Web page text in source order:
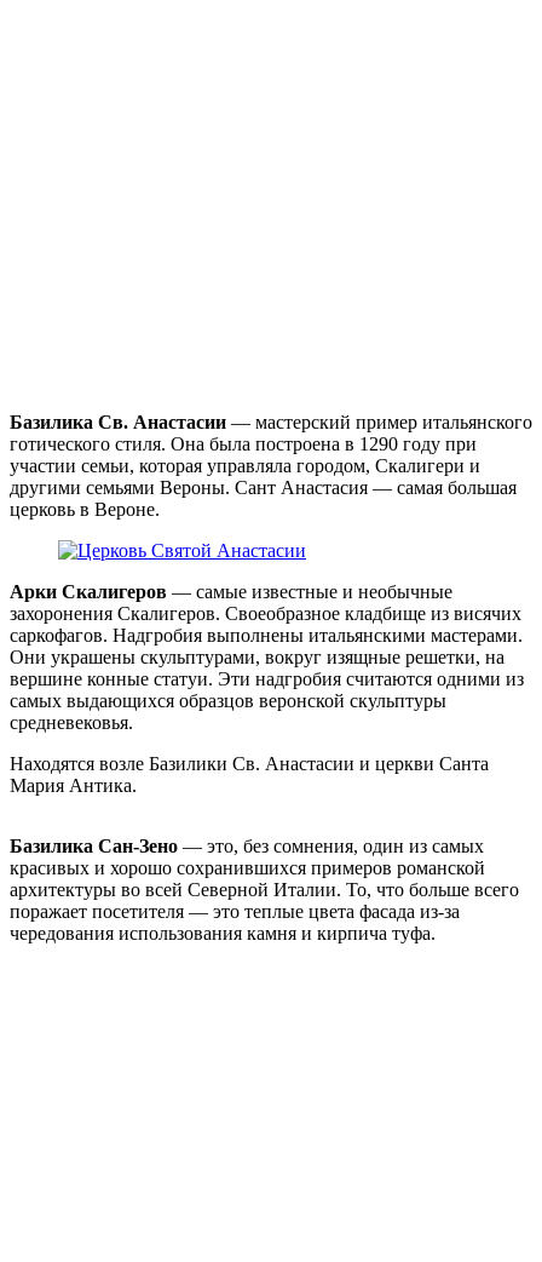
Базилика Св. Анастасии — мастерский пример итальянского
готического стиля. Она была построена в 1290 году при
участии семьи, которая управляла городом, Скалигери и
другими семьями Вероны. Сант Анастасия — самая большая
церковь в Вероне.
Арки Скалигеров — самые известные и необычные
захоронения Скалигеров. Своеобразное кладбище из висячих
саркофагов. Надгробия выполнены итальянскими мастерами.
Они украшены скульптурами, вокруг изящные решетки, на
вершине конные статуи. Эти надгробия считаются одними из
самых выдающихся образцов веронской скульптуры
средневековья.
Находятся возле Базилики Св. Анастасии и церкви Санта
Мария Антика.
Базилика Сан-Зено — это, без сомнения, один из самых
красивых и хорошо сохранившихся примеров романской
архитектуры во всей Северной Италии. То, что больше всего
поражает посетителя — это теплые цвета фасада из-за
чередования использования камня и кирпича туфа.